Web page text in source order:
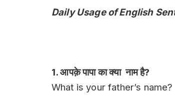
Daily Usage of English
1. आपक़े पापा का क्या नाम है?
What is your father’s name?